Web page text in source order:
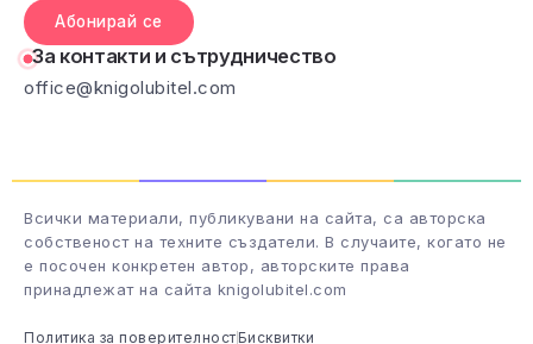
Абонирай се
За контакти и сътрудничество
office@knigolubitel.com
Всички материали, публикувани на сайта, са авторска
собственост на техните създатели. В случаите, когато не
е посочен конкретен автор, авторските права
принадлежат на сайта knigolubitel.com
Политика за поверителност Бисквитки